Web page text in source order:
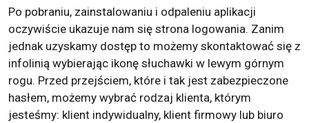
Po pobraniu, zainstalowaniu i odpaleniu aplikacji
oczywiście ukazuje nam się strona logowania. Zanim
jednak uzyskamy dostęp to możemy skontaktować się z
infolinią wybierając ikonę słuchawki w lewym górnym
rogu. Przed przejściem, które i tak jest zabezpieczone
hasłem, możemy wybrać rodzaj klienta, którym
jesteśmy: klient indywidualny, klient firmowy lub biuro